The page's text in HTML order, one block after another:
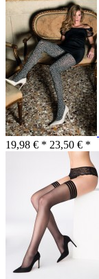
19,98 € * 23,50 € *